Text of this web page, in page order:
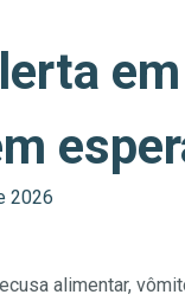
2026
alimentar,